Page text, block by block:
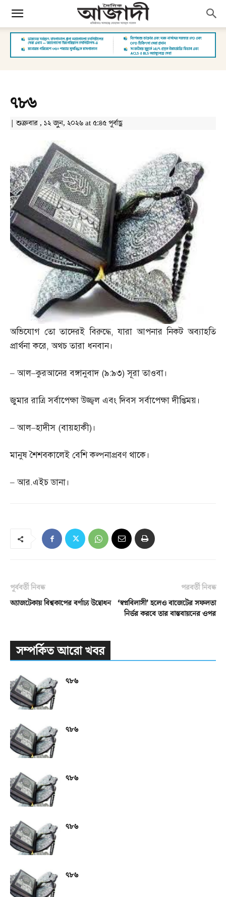
৭৮৬
| শুক্রবার , ১২ জুন, ২০২৬ at ৫:৪৫ পূর্বাহ্ণ
অভিযোগ তো তাদেরই বিরুদ্ধে,যারা আপনার নিকট অব্যাহতি
প্রার্থনা করে,অথচ তারা ধনবান।
–আল–কুরআনের বঙ্গানুবাদ (৯:৯৩)সূরা তাওবা।
জুমার রাত্রি সর্বাপেক্ষা উজ্জ্বল এবং দিবস সর্বাপেক্ষা দীপ্তিময়।
–আল–হাদীস (বায়হাকী)।
মানুষ শৈশবকালেই বেশি কল্পনাপ্রবণ থাকে।
–আর.এইচ ডানা।
পূর্ববর্তী নিবন্ধ
অ্যাজটেকায় বিশ্বকাপের বর্ণাঢ্য উদ্বোধন
পরবর্তী নিবন্ধ
‘স্বপ্নবিলাসী’ হলেও বাজেটের সফলতা
নির্ভর করবে তার বাস্তবায়নের ওপর
সম্পর্কিত আরো খবর
৭৮৬
৭৮৬
৭৮৬
৭৮৬
৭৮৬